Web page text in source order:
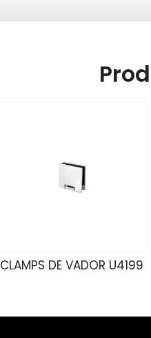
CLAMPS DE VADOR U4199